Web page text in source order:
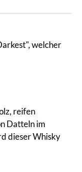
welcher
reifen
Datteln im
dieser Whisky